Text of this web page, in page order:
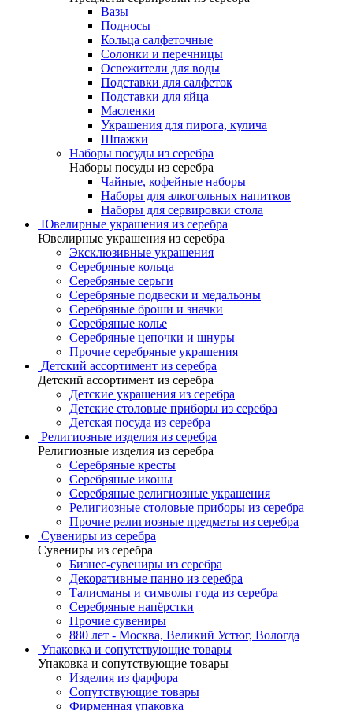
Вазы
Подносы
Кольца салфеточные
Солонки и перечницы
Освежители для воды
Подставки для салфеток
Подставки для яйца
Масленки
Украшения для пирога, кулича
Шпажки
Наборы посуды из серебра
Наборы посуды из серебра
Чайные, кофейные наборы
Наборы для алкогольных напитков
Наборы для сервировки стола
Ювелирные украшения из серебра
Ювелирные украшения из серебра
Эксклюзивные украшения
Серебряные кольца
Серебряные серьги
Серебряные подвески и медальоны
Серебряные броши и значки
Серебряные колье
Серебряные цепочки и шнуры
Прочие серебряные украшения
Детский ассортимент из серебра
Детский ассортимент из серебра
Детские украшения из серебра
Детские столовые приборы из серебра
Детская посуда из серебра
Религиозные изделия из серебра
Религиозные изделия из серебра
Серебряные кресты
Серебряные иконы
Серебряные религиозные украшения
Религиозные столовые приборы из серебра
Прочие религиозные предметы из серебра
Сувениры из серебра
Сувениры из серебра
Бизнес-сувениры из серебра
Декоративные панно из серебра
Талисманы и символы года из серебра
Серебряные напёрстки
Прочие сувениры
880 лет - Москва, Великий Устюг, Вологда
Упаковка и сопутствующие товары
Упаковка и сопутствующие товары
Изделия из фарфора
Сопутствующие товары
Фирменная упаковка